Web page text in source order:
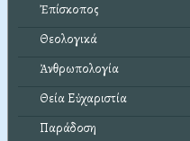
Ἐπίσκοπος
Θεολογικά
Ἀνθρωπολογία
Θεία Εὐχαριστία
Παράδοση